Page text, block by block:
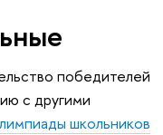
победителей
с другими
школьников